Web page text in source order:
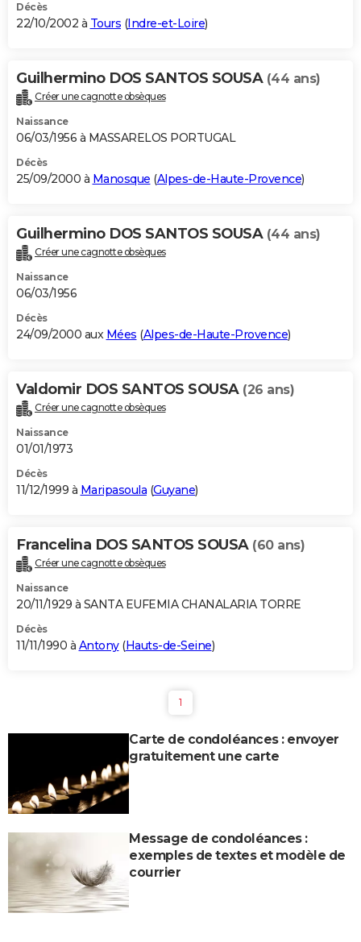
Décès
22/10/2002 à Tours (Indre-et-Loire)
Guilhermino DOS SANTOS SOUSA (44 ans)
Créer une cagnotte obsèques
Naissance
06/03/1956 à MASSARELOS PORTUGAL
Décès
25/09/2000 à Manosque (Alpes-de-Haute-Provence)
Guilhermino DOS SANTOS SOUSA (44 ans)
Créer une cagnotte obsèques
Naissance
06/03/1956
Décès
24/09/2000 aux Mées (Alpes-de-Haute-Provence)
Valdomir DOS SANTOS SOUSA (26 ans)
Créer une cagnotte obsèques
Naissance
01/01/1973
Décès
11/12/1999 à Maripasoula (Guyane)
Francelina DOS SANTOS SOUSA (60 ans)
Créer une cagnotte obsèques
Naissance
20/11/1929 à SANTA EUFEMIA CHANALARIA TORRE
Décès
11/11/1990 à Antony(Hauts-de-Seine)
1
Carte de condoléances : envoyer
gratuitement une carte
Message de condoléances :
exemples de textes et modèle de
courrier